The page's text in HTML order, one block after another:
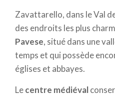
Zavattarello, dans le Val
des endroits les plus
Pavese, situé dans une
temps et qui possède
églises et abbayes.
Lecentre médiéval